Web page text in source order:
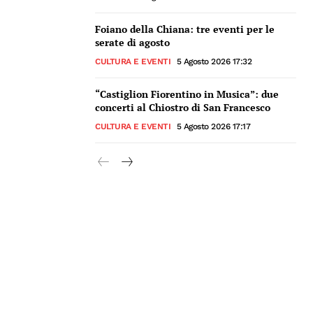
Foiano della Chiana: tre eventi per le
serate di agosto
CULTURA E EVENTI 5 Agosto 2026 17:32
“Castiglion Fiorentino in Musica”: due
concerti al Chiostro di San Francesco
CULTURA E EVENTI 5 Agosto 2026 17:17